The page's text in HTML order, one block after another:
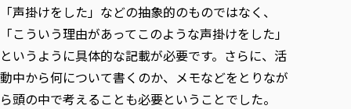
「声掛けをした」などの抽象的のものではなく、
「こういう理由があってこのような声掛けをした」
というように具体的な記載が必要です。さらに、活
動中から何について書くのか、メモなどをとりなが
ら頭の中で考えることも必要ということでした。